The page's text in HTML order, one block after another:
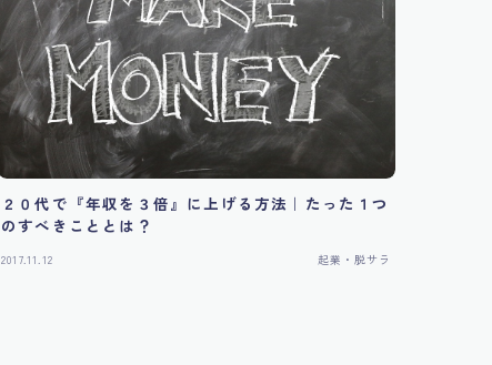
２０代で『年収を３倍』に上げる方法｜たった１つ
のすべきこととは？
2017.11.12 起業・脱サラ